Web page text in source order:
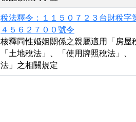
稅法釋令：１１５０７２３台財稅字
４５６２７００號令
核釋同性婚姻關係之親屬適用「房屋
「土地稅法」、「使用牌照稅法」、
法」之相關規定